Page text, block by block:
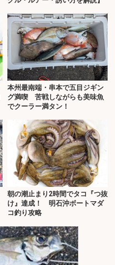
本州最南端・串本で五目ジギン
グ満喫 苦戦しながらも美味魚
でクーラー満タン！
朝の潮止まり2時間でタコ『つ抜
け』達成！ 明石沖ボートマダ
コ釣り攻略